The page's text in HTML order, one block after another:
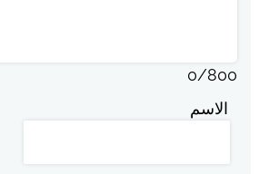
0/800
الاسم